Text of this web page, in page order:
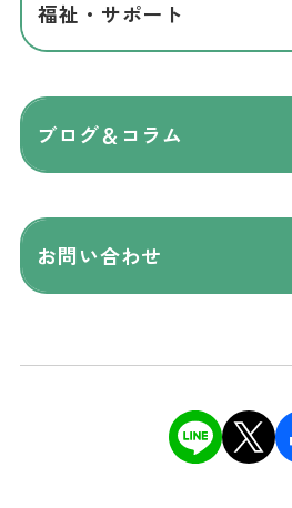
福祉・サポート
ブログ＆コラム
お問い合わせ